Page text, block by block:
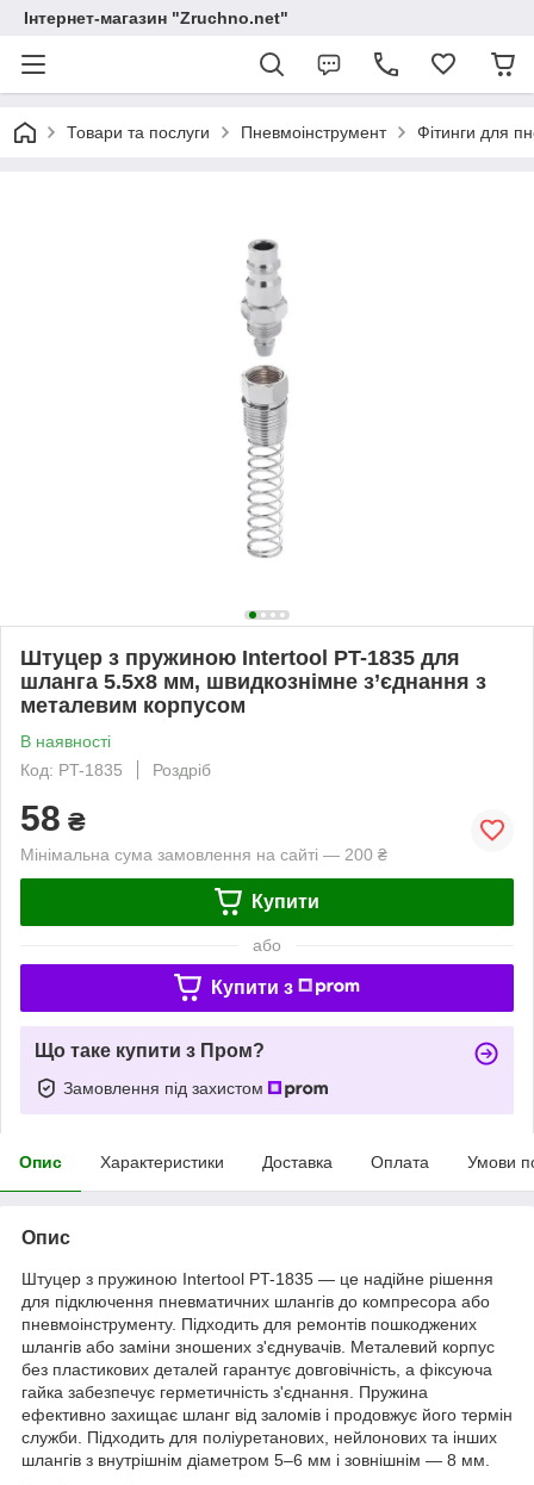
Інтернет-магазин "Zruchno.net"
Товари та послуги Пневмоінструмент Фітинги для
Штуцер з пружиною Intertool PT-1835 для
шланга 5.5x8 мм, швидкознімне з’єднання з
металевим корпусом
В наявності
Код: PT-1835
Роздріб
58 ₴
Мінімальна сума замовлення на сайті — 200 ₴
Купити
або
Купити з
Що таке купити з Пром?
Замовлення під захистом
Опис Характеристики Доставка Оплата Умови
Опис
Штуцер з пружиною Intertool PT-1835 — це надійне рішення
для підключення пневматичних шлангів до компресора або
пневмоінструменту. Підходить для ремонтів пошкоджених
шлангів або заміни зношених з'єднувачів. Металевий корпус
без пластикових деталей гарантує довговічність, а фіксуюча
гайка забезпечує герметичність з'єднання. Пружина
ефективно захищає шланг від заломів і продовжує його термін
служби. Підходить для поліуретанових, нейлонових та інших
шлангів з внутрішнім діаметром 5–6 мм і зовнішнім — 8 мм.